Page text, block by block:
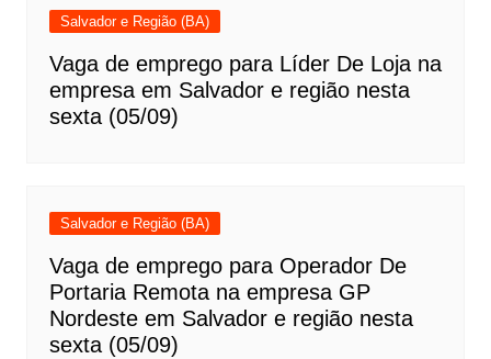
Salvador e Região (BA)
Vaga de emprego para Líder De Loja na
empresa em Salvador e região nesta
sexta (05/09)
Salvador e Região (BA)
Vaga de emprego para Operador De
Portaria Remota na empresa GP
Nordeste em Salvador e região nesta
sexta (05/09)